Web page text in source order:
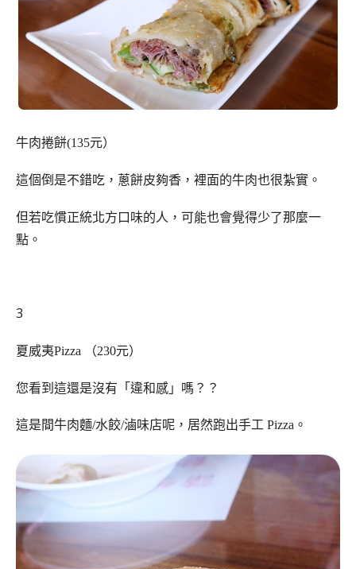
牛肉捲餅(135元）
這個倒是不錯吃，蔥餅皮夠香，裡面的牛肉也很紮實。
但若吃慣正統北方口味的人，可能也會覺得少了那麼一
點。
3
夏威夷Pizza （230元）
您看到這還是沒有「違和感」嗎？？
這是間牛肉麵/水餃/滷味店呢，居然跑出手工 Pizza。